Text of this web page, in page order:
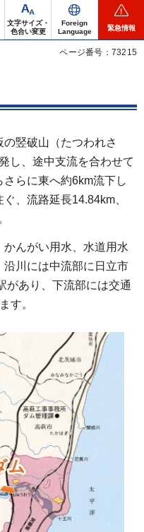
文字サイズ・
色合い変更
Foreign
Language
緊急情報
ページ番号：73215
竪破山（たつわれさ
し、途中支流を合わせて
らに東へ約6km流下し
、流路延長14.84km、
んがい用水、水道用水
沿川には中流部に日立市
があり、下流部には交通
す。